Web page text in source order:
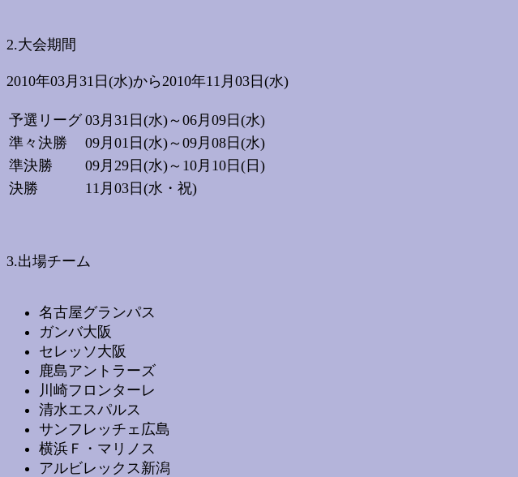
2.大会期間
2010年03月31日(水)から2010年11月03日(水)
予選リーグ 03月31日(水)～06月09日(水)
準々決勝
09月01日(水)～09月08日(水)
準決勝
09月29日(水)～10月10日(日)
決勝
11月03日(水・祝)
3.出場チーム
名古屋グランパス
ガンバ大阪
セレッソ大阪
鹿島アントラーズ
川崎フロンターレ
清水エスパルス
サンフレッチェ広島
横浜Ｆ・マリノス
アルビレックス新潟